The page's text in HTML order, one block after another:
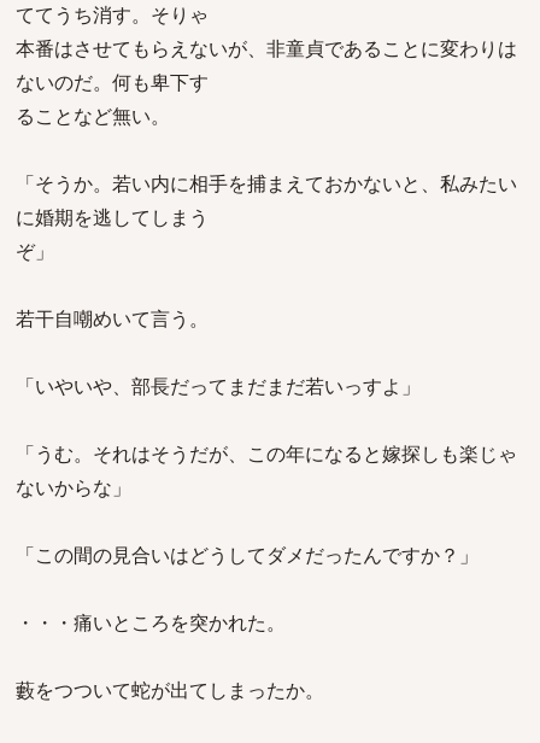
ててうち消す。そりゃ
本番はさせてもらえないが、非童貞であることに変わりは
ないのだ。何も卑下す
ることなど無い。
「そうか。若い内に相手を捕まえておかないと、私みたい
に婚期を逃してしまう
ぞ」
若干自嘲めいて言う。
「いやいや、部長だってまだまだ若いっすよ」
「うむ。それはそうだが、この年になると嫁探しも楽じゃ
ないからな」
「この間の見合いはどうしてダメだったんですか？」
・・・痛いところを突かれた。
藪をつついて蛇が出てしまったか。